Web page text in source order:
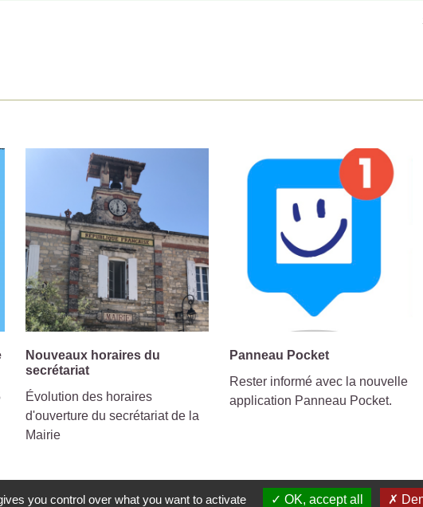
Nouveaux horaires du
secrétariat
Évolution des horaires
d'ouverture du secrétariat de la
Mairie
Panneau Pocket
Rester informé avec la nouvelle
application Panneau Pocket.
you control over what you want to activate OK, accept all